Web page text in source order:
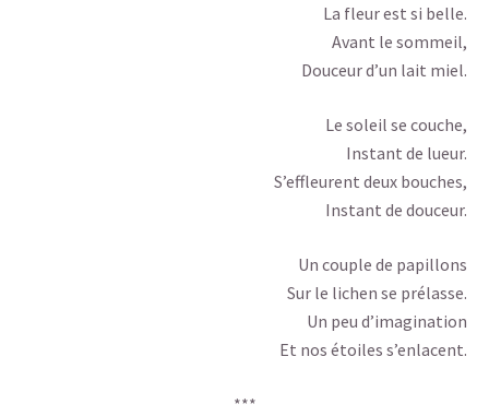
La fleur est si belle.
Avant le sommeil,
Douceur d’un lait miel.
Le soleil se couche,
Instant de lueur.
S’effleurent deux bouches,
Instant de douceur.
Un couple de papillons
Sur le lichen se prélasse.
Un peu d’imagination
Et nos étoiles s’enlacent.
***